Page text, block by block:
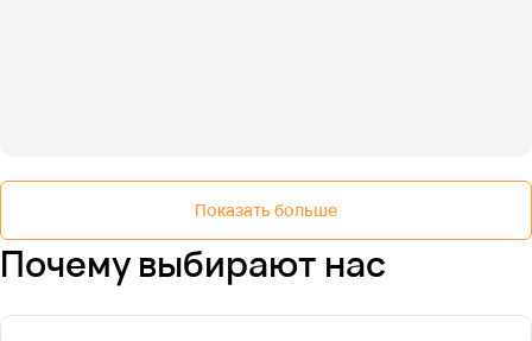
Показать больше
Почему выбирают нас